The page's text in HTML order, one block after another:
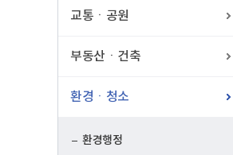
교통ㆍ공원
부동산ㆍ건축
환경ㆍ청소
환경행정